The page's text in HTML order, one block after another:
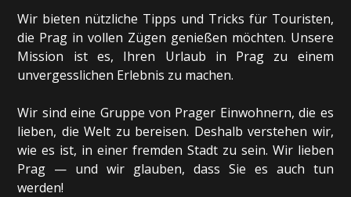
Wir bieten nützliche Tipps und Tricks für Touristen,
die Prag in vollen Zügen genießen möchten. Unsere
Mission ist es, Ihren Urlaub in Prag zu einem
unvergesslichen Erlebnis zu machen.
Wir sind eine Gruppe von Prager Einwohnern, die es
lieben, die Welt zu bereisen. Deshalb verstehen wir,
wie es ist, in einer fremden Stadt zu sein. Wir lieben
Prag — und wir glauben, dass Sie es auch tun
werden!